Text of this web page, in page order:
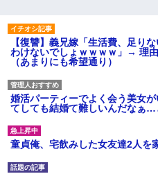
【復讐】義兄嫁「生活費、足り
わけないでしょｗｗｗｗ」→ 理
（あまりにも希望通り）
婚活パーティーでよく会う美女
てしても結婚て難しいんだなぁ…
童貞俺、宅飲みした女友達2人を